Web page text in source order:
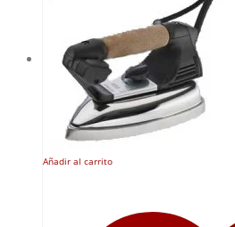
Añadir al carrito